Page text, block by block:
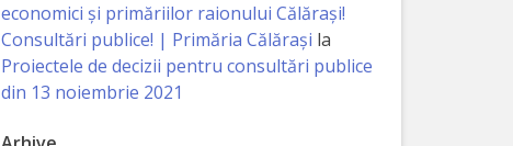
economici și primăriilor raionului Călărași!
Consultări publice! | Primăria Călărași la
Proiectele de decizii pentru consultări publice
din 13 noiembrie 2021